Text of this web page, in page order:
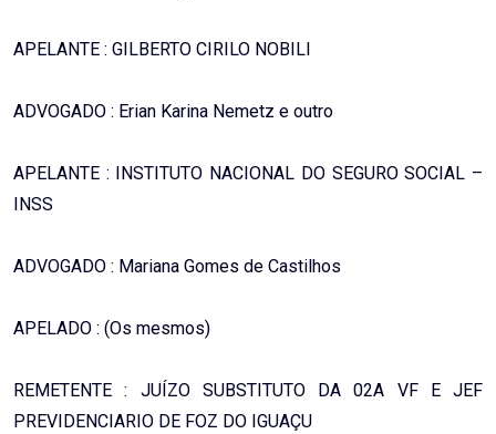
APELANTE : GILBERTO CIRILO NOBILI
ADVOGADO : Erian Karina Nemetz e outro
APELANTE : INSTITUTO NACIONAL DO SEGURO SOCIAL –
INSS
ADVOGADO : Mariana Gomes de Castilhos
APELADO : (Os mesmos)
REMETENTE : JUÍZO SUBSTITUTO DA 02A VF E JEF
PREVIDENCIARIO DE FOZ DO IGUAÇU